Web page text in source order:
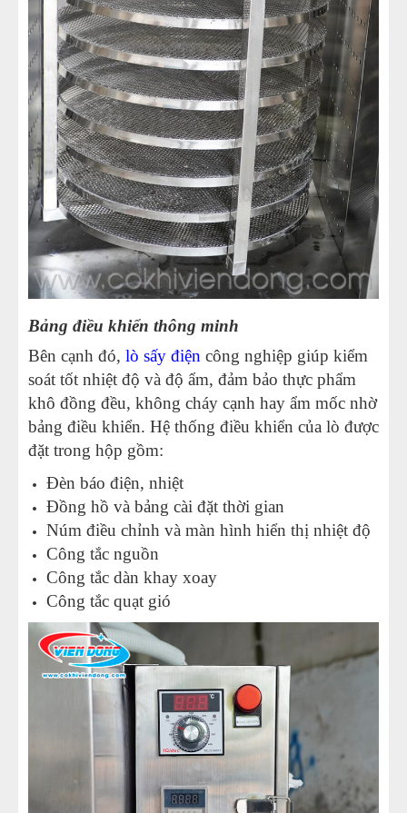
Bảng điều khiển thông minh
Bên cạnh đó, lò sấy điện công nghiệp giúp kiểm
soát tốt nhiệt độ và độ ẩm, đảm bảo thực phẩm
khô đồng đều, không cháy cạnh hay ẩm mốc nhờ
bảng điều khiển. Hệ thống điều khiển của lò được
đặt trong hộp gồm:
Đèn báo điện, nhiệt
Đồng hồ và bảng cài đặt thời gian
Núm điều chỉnh và màn hình hiển thị nhiệt độ
Công tắc nguồn
Công tắc dàn khay xoay
Công tắc quạt gió